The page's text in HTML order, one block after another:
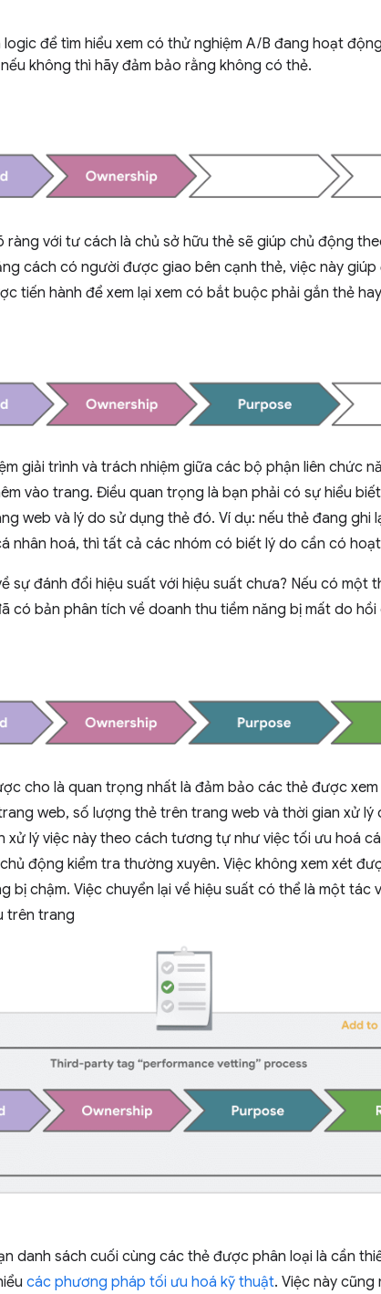
để tìm hiểu xem có thử nghiệm A/B đang hoạt
không thì hãy đảm bảo rằng không có thẻ.
với tư cách là chủ sở hữu thẻ sẽ giúp chủ động
cách có người được giao bên cạnh thẻ, việc này giúp
tiến hành để xem lại xem có bắt buộc phải gắn thẻ
giải trình và trách nhiệm giữa các bộ phận liên chức
vào trang. Điều quan trọng là bạn phải có sự hiểu
web và lý do sử dụng thẻ đó. Ví dụ: nếu thẻ đang ghi
nhân hoá, thì tất cả các nhóm có biết lý do cần có
sự đánh đổi hiệu suất với hiệu suất chưa? Nếu có một
có bản phân tích về doanh thu tiềm năng bị mất do
cho là quan trọng nhất là đảm bảo các thẻ được
web, số lượng thẻ trên trang web và thời gian xử lý
xử lý việc này theo cách tương tự như việc tối ưu hoá
chủ động kiểm tra thường xuyên. Việc không xem xét
bị chậm. Việc chuyển lại về hiệu suất có thể là một tác
trên trang
danh sách cuối cùng các thẻ được phân loại là cần
các phương pháp tối ưu hoá kỹ thuật. Việc này